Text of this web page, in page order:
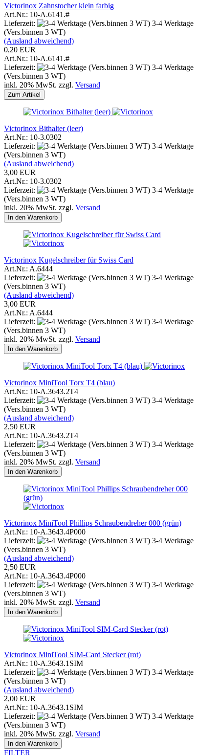
Victorinox Zahnstocher klein farbig
Art.Nr.: 10-A.6141.#
Lieferzeit:
3-4 Werktage
(Vers.binnen 3 WT)
(Ausland abweichend)
0,20 EUR
Art.Nr.: 10-A.6141.#
Lieferzeit:
3-4 Werktage
(Vers.binnen 3 WT)
inkl. 20% MwSt. zzgl. Versand
Zum Artikel
Victorinox Bithalter (leer)
Art.Nr.: 10-3.0302
Lieferzeit:
3-4 Werktage
(Vers.binnen 3 WT)
(Ausland abweichend)
3,00 EUR
Art.Nr.: 10-3.0302
Lieferzeit:
3-4 Werktage
(Vers.binnen 3 WT)
inkl. 20% MwSt. zzgl. Versand
In den Warenkorb
Victorinox Kugelschreiber für Swiss Card
Art.Nr.: A.6444
Lieferzeit:
3-4 Werktage
(Vers.binnen 3 WT)
(Ausland abweichend)
3,00 EUR
Art.Nr.: A.6444
Lieferzeit:
3-4 Werktage
(Vers.binnen 3 WT)
inkl. 20% MwSt. zzgl. Versand
In den Warenkorb
Victorinox MiniTool Torx T4 (blau)
Art.Nr.: 10-A.3643.2T4
Lieferzeit:
3-4 Werktage
(Vers.binnen 3 WT)
(Ausland abweichend)
2,50 EUR
Art.Nr.: 10-A.3643.2T4
Lieferzeit:
3-4 Werktage
(Vers.binnen 3 WT)
inkl. 20% MwSt. zzgl. Versand
In den Warenkorb
Victorinox MiniTool Phillips Schraubendreher 000 (grün)
Art.Nr.: 10-A.3643.4P000
Lieferzeit:
3-4 Werktage
(Vers.binnen 3 WT)
(Ausland abweichend)
2,50 EUR
Art.Nr.: 10-A.3643.4P000
Lieferzeit:
3-4 Werktage
(Vers.binnen 3 WT)
inkl. 20% MwSt. zzgl. Versand
In den Warenkorb
Victorinox MiniTool SIM-Card Stecker (rot)
Art.Nr.: 10-A.3643.1SIM
Lieferzeit:
3-4 Werktage
(Vers.binnen 3 WT)
(Ausland abweichend)
2,00 EUR
Art.Nr.: 10-A.3643.1SIM
Lieferzeit:
3-4 Werktage
(Vers.binnen 3 WT)
inkl. 20% MwSt. zzgl. Versand
In den Warenkorb
FILTER